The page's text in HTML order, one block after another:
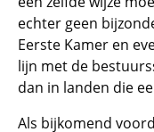
echter geen
Eerste Kamer en
lijn met de
dan in landen die
Als bijkomend